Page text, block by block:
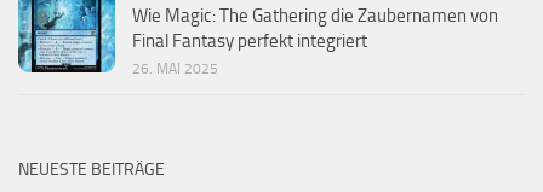
Wie Magic: The Gathering die Zaubernamen von
Final Fantasy perfekt integriert
26. MAI 2025
NEUESTE BEITRÄGE